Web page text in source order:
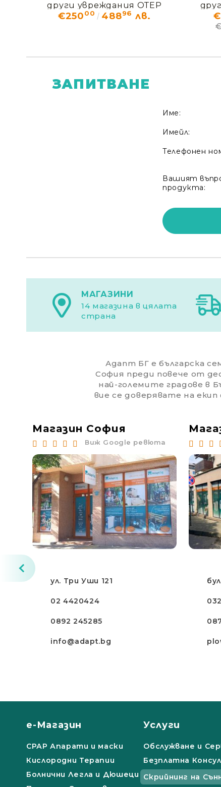
други увреждания ОТЕР
€25000 48896 лв.
ЗАПИТВАНЕ
Име:
Имейл:
Телефонен
Вашият
продукта:
МАГАЗИНИ
14 магазина в цялата
страна
Адапт БГ е българска
София преди повече от
най-големите градове в
вие се доверявате на
Магазин София
Виж Google ревюта
ул. Три Уши 121
02 4420424
0892 245285
info@adapt.bg
е-Магазин
СРАР Апарати и маски
Кислородни Терапии
Болнични Легла и Дюшеци
Услуги
Обслужване и
Безплатна
Скрийнинг на